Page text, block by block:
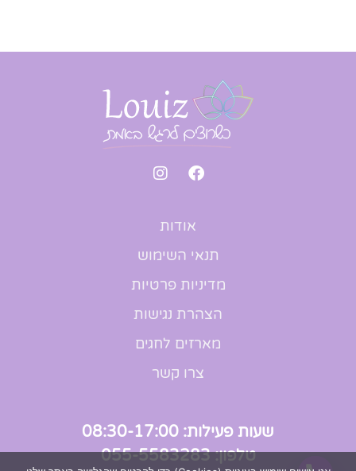
אודות
תנאי השימוש
מדיניות פרטיות
הצהרת נגישות
מארזים לחגים
צרו קשר
שעות פעילות: 08:30-17:00
טלפון: 055-5583283